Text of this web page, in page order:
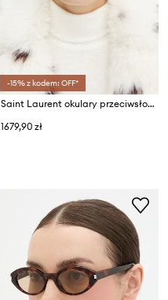
-15% z kodem: OFF*
Saint Laurent okulary przeciwsłoneczne
1679,90 zł